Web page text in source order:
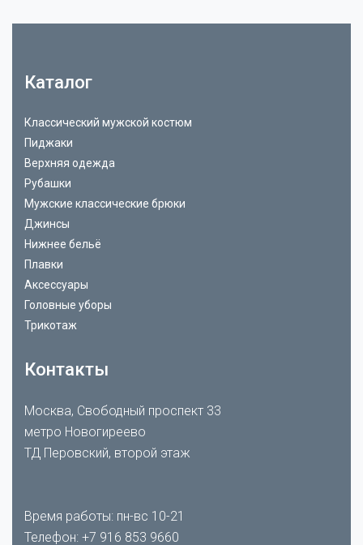
Каталог
Классический мужской костюм
Пиджаки
Верхняя одежда
Рубашки
Мужские классические брюки
Джинсы
Нижнее бельё
Плавки
Аксессуары
Головные уборы
Трикотаж
Контакты
Москва, Свободный проспект 33
метро Новогиреево
ТД Перовский, второй этаж
Время работы: пн-вс 10-21
Телефон: +7 916 853 9660